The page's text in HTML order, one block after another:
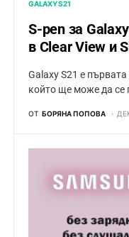
GALAXY S21
S-pen за
в Clear View и
Galaxy S21 е
който ще може да се
ОТ БОРЯНА ПОПОВА